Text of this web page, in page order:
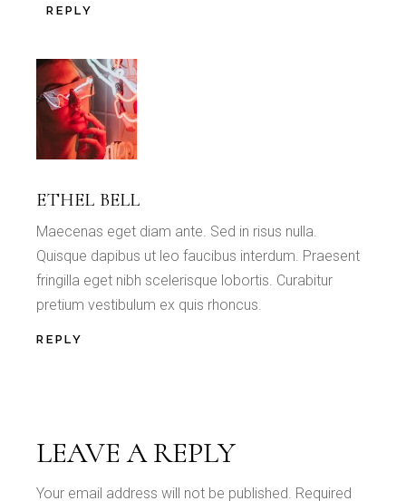
REPLY
ETHEL BELL
Maecenas eget diam ante. Sed in risus nulla.
Quisque dapibus ut leo faucibus interdum. Praesent
fringilla eget nibh scelerisque lobortis. Curabitur
pretium vestibulum ex quis rhoncus.
REPLY
LEAVE A REPLY
Your email address will not be published. Required